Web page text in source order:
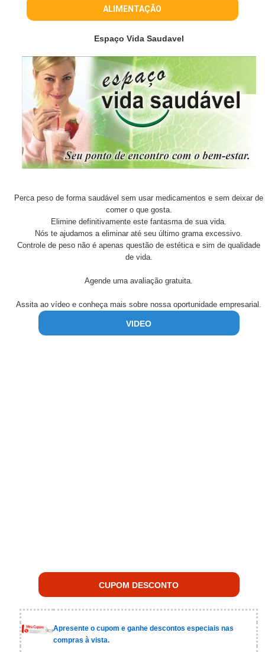
ALIMENTAÇÃO
Espaço Vida Saudavel
Perca peso de forma saudável sem usar medicamentos e sem deixar de
comer o que gosta.
Elimine definitivamente este fantasma de sua vida.
Nós te ajudamos a eliminar até seu último grama excessivo.
Controle de peso não é apenas questão de estética e sim de qualidade
de vida.
Agende uma avaliação gratuita.
Assita ao vídeo e conheça mais sobre nossa oportunidade empresarial.
VIDEO
CUPOM DESCONTO
Apresente o cupom e ganhe descontos especiais nas
compras à vista.